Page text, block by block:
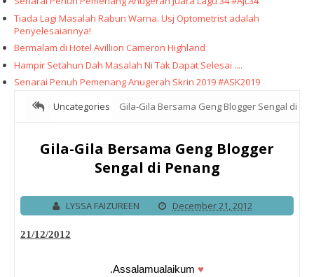
Tiada Lagi Masalah Rabun Warna. Usj Optometrist adalah
Penyelesaiannya!
Bermalam di Hotel Avillion Cameron Highland
Hampir Setahun Dah Masalah Ni Tak Dapat Selesai ....
Senarai Penuh Pemenang Anugerah Skrin 2019 #ASK2019
Uncategories
Gila-Gila Bersama Geng Blogger Sengal di
Gila-Gila Bersama Geng Blogger
Sengal di Penang
LYSSA FAIZUREEN December 21, 2012
21/12/2012
.Assalamualaikum ♥